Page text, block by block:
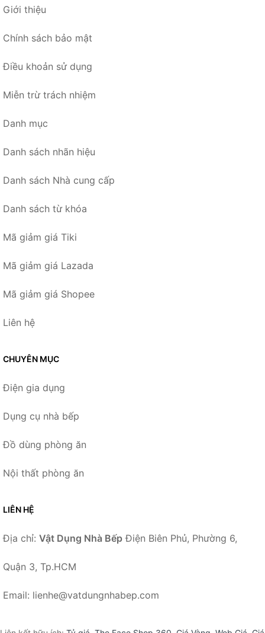
Giới thiệu
Chính sách bảo mật
Điều khoản sử dụng
Miễn trừ trách nhiệm
Danh mục
Danh sách nhãn hiệu
Danh sách Nhà cung cấp
Danh sách từ khóa
Mã giảm giá Tiki
Mã giảm giá Lazada
Mã giảm giá Shopee
Liên hệ
CHUYÊN MỤC
Điện gia dụng
Dụng cụ nhà bếp
Đồ dùng phòng ăn
Nội thất phòng ăn
LIÊN HỆ
Địa chỉ: Vật Dụng Nhà Bếp Điện Biên Phủ, Phường 6,
Quận 3, Tp.HCM
Email: lienhe@vatdungnhabep.com